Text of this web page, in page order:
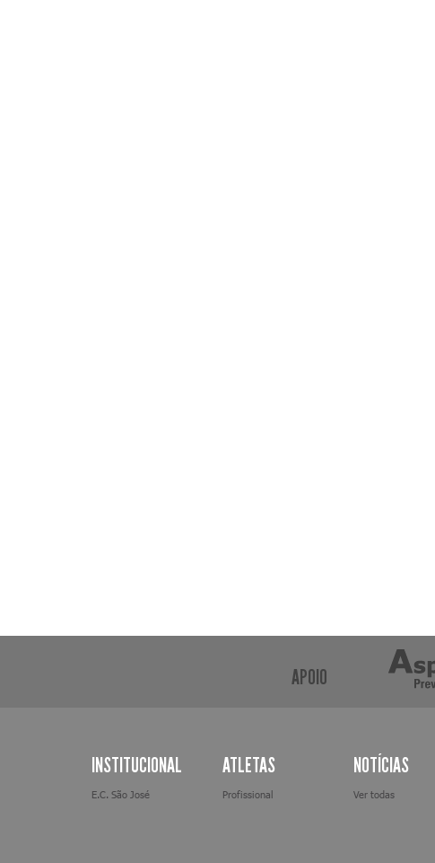
APOIO
INSTITUCIONAL
E.C. São José
ATLETAS
Profissional
NOTÍCIAS
Ver todas